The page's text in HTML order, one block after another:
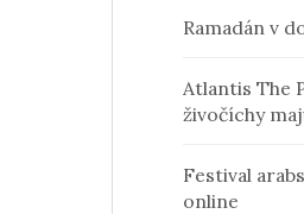
Ramadán v
Atlantis The
živočíchy
Festival
online